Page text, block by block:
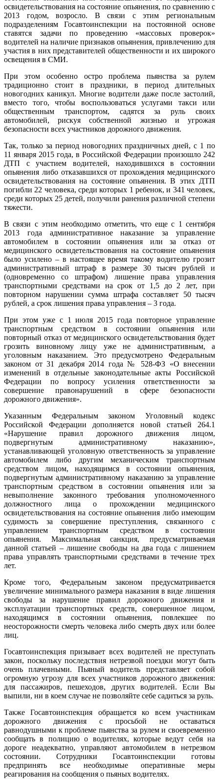
освидетельствования на состояние опьянения, по сравнению с
2013 годом, возросло. В связи с этим региональным
подразделениям Госавтоинспекции на постоянной основе
ставятся задачи по проведению «массовых проверок»
водителей на наличие признаков опьянения, привлечению для
участия в них представителей общественности и их широкого
освещения в СМИ.
При этом особенно остро проблема пьянства за рулем
традиционно стоит в праздники, в период длительных
новогодних каникул. Многие водители даже после застолий,
вместо того, чтобы воспользоваться услугами такси или
общественным транспортом, садятся за руль своих
автомобилей, рискуя собственной жизнью и угрожая
безопасности всех участников дорожного движения.
Так, только за период новогодних праздничных дней, с 1 по
11 января 2015 года, в Российской Федерации произошло 242
ДТП с участием водителей, находившихся в состоянии
опьянения либо отказавшихся от прохождения медицинского
освидетельствования на состояние опьянения. В этих ДТП
погибли 22 человека, среди которых 1 ребенок, и 341 человек,
среди которых 25 детей, получили ранения различной степени
тяжести.
В связи с этим необходимо отметить, что еще с 1 сентября
2013 года административное наказание за управление
автомобилем в состоянии опьянения или за отказ от
медицинского освидетельствования на состояние опьянения
было усилено – в настоящее время такому водителю грозит
административный штраф в размере 30 тысяч рублей и
(одновременно со штрафом) лишение права управления
транспортными средствами на срок от 1,5 до 2 лет, при
повторном нарушении сумма штрафа составляет 50 тысяч
рублей, а срок лишения права управления – 3 года.
При этом уже с 1 июля 2015 года повторное управление
транспортным средством в состоянии опьянения или
повторный отказ от медицинского освидетельствования будет
грозить виновному лицу уже не административным, а
уголовным наказанием. Это предусмотрено Федеральным
законом от 31 декабря 2014 года № 528-ФЗ «О внесении
изменений в отдельные законодательные акты Российской
Федерации по вопросу усиления ответственности за
совершение правонарушений в сфере безопасности
дорожного движения».
Указанным Федеральным законом Уголовный кодекс
Российской Федерации дополняется новой статьей 264.1
«Нарушение правил дорожного движения лицом,
подвергнутым административному наказанию»,
устанавливающей уголовную ответственность за управление
автомобилем либо другим механическим транспортным
средством лицом, находящимся в состоянии опьянения,
подвергнутым административному наказанию за управление
транспортным средством в состоянии опьянения или за
невыполнение законного требования уполномоченного
должностного лица о прохождении медицинского
освидетельствования на состояние опьянения либо имеющим
судимость за совершение преступления, связанного с
управлением транспортным средством в состоянии
опьянения. Максимальная санкция, предусматриваемая
данной статьей – лишение свободы на два года с лишением
права управлять транспортными средствами в течение трех
лет.
Кроме того, Федеральным законом предусматривается
увеличение минимального размера наказания в виде лишения
свободы за нарушение правил дорожного движения и
эксплуатации транспортных средств, совершенное лицом,
находящимся в состоянии опьянения, повлекшее по
неосторожности смерть человека либо смерть двух или более
лиц.
Госавтоинспекция призывает всех водителей не преступать
закон, поскольку последствия нетрезвой поездки могут быть
очень плачевными. Пьяный водитель представляет собой
огромную угрозу для всех участников дорожного движения:
для пассажиров, пешеходов, других водителей. Если Вы
выпили, ни в коем случае не позволяйте себе садиться за руль.
Также Госавтоинспекция обращается ко всем участникам
дорожного движения с просьбой не оставаться
равнодушными к проблеме пьянства за рулем и своевременно
сообщать в полицию о водителях, которые ведут себя на
дороге неадекватно, управляют автомобилем в нетрезвом
состоянии. Сотрудники Госавтоинспекции готовы
предпринять все необходимые оперативные меры
реагирования на сообщения о пьяных водителях.